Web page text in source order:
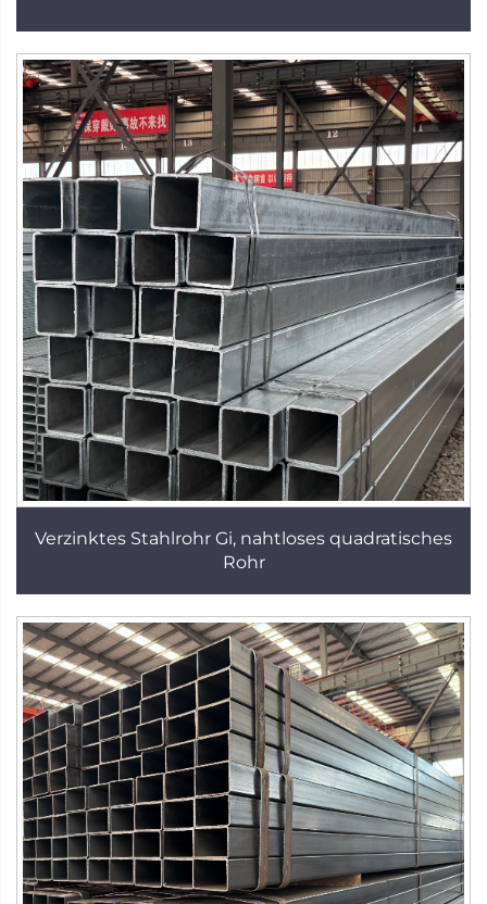
Verzinktes Stahlrohr Gi, nahtloses quadratisches
Rohr